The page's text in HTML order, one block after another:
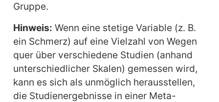
Gruppe.
Hinweis: Wenn eine stetige Variable (z. B.
ein Schmerz) auf eine Vielzahl von Wegen
quer über verschiedene Studien (anhand
unterschiedlicher Skalen) gemessen wird,
kann es sich als unmöglich herausstellen,
die Studienergebnisse in einer Meta-